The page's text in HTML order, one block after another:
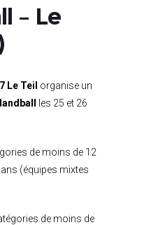
– Le
Le Teil organise un
les 25 et 26
de moins de 12
(équipes mixtes
de moins de